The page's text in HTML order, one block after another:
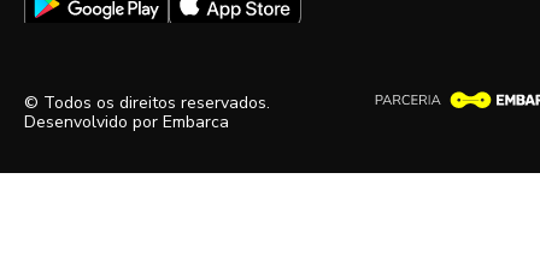
© Todos os direitos reservados.
Desenvolvido por Embarca